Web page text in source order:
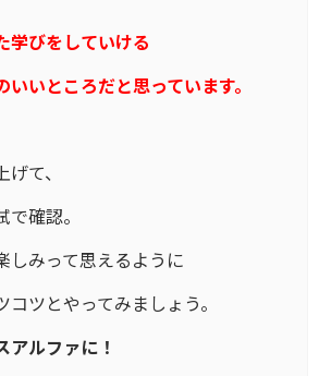
学びをしていける
いところだと思っています。
て、
確認。
しみって思えるように
ツとやってみましょう。
アルファに！